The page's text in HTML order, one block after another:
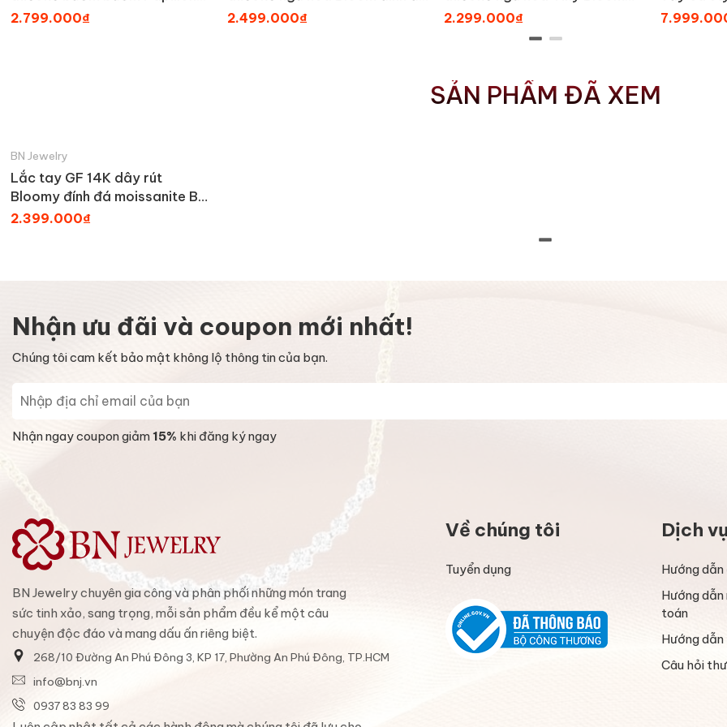
đính đá BN JEWELRY -
2.799.000₫
BN JEWELRY - LTY1576_PT
2.499.000₫
đính đá BN JEWELRY -
2.299.000₫
màu BN
SẢN PHẨM ĐÃ XEM
BN Jewelry
Lắc tay GF 14K dây rút
Bloomy đính đá moissanite BN
JEWELRY
2.399.000₫
Nhận ưu đãi và coupon mới nhất!
Chúng tôi cam kết bảo mật không lộ thông tin của bạn.
Nhận ngay coupon giảm15% khi đăng ký ngay
BN Jewelry chuyên gia công và phân phối những món trang
sức tinh xảo, sang trọng, mỗi sản phẩm đều kể một câu
chuyện độc đáo và mang dấu ấn riêng biệt.
268/10 Đường An Phú Đông 3, KP 17, Phường An Phú Đông, TP.HCM
info@bnj.vn
0937 83 83 99
Về chúng tôi
Tuyển dụng
Dịch
Hướng
Hướng
toán
Hướng
Câu hỏi